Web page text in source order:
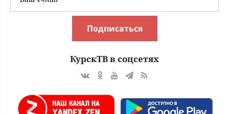
Подписаться
КурскТВ в соцсетях